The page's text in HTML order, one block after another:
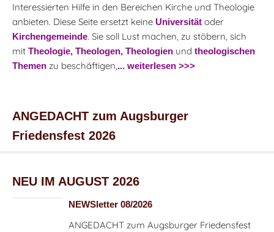
Interessierten Hilfe in den Bereichen Kirche und Theologie
anbieten. Diese Seite ersetzt keine Universität oder
Kirchengemeinde. Sie soll Lust machen, zu stöbern, sich
mit Theologie, Theologen, Theologien und theologischen
Themen zu beschäftigen,... weiterlesen >>>
ANGEDACHT zum Augsburger
Friedensfest 2026
NEU IM AUGUST 2026
NEWSletter 08/2026
ANGEDACHT zum Augsburger Friedensfest